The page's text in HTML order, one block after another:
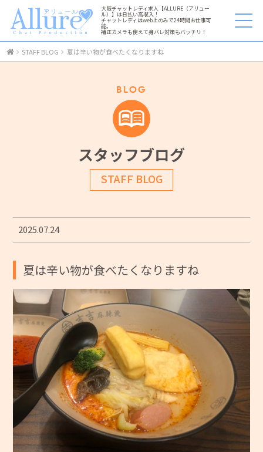
大阪チャットレディ求人【ALLURE（アリュー
ル）】は日払い高収入！
チャットレディはweb上のみで24時間お仕事可
能。
補正カメラも使えて身バレ対策もバッチリ！
STAFF BLOG 夏は辛い物が食べたくなりますね
BLOG
スタッフブログ
STAFF BLOG
2025.07.24
夏は辛い物が食べたくなりますね